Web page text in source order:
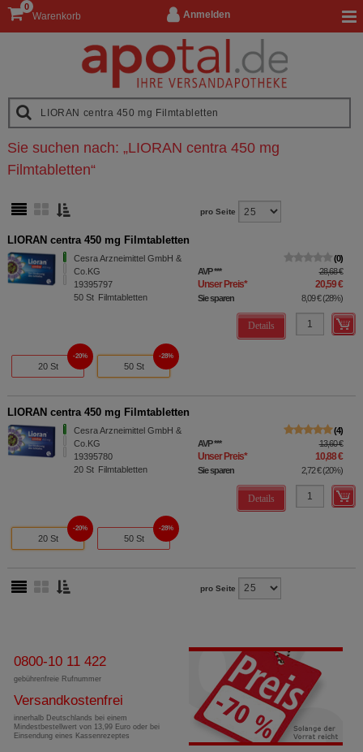
Anmelden
Warenkorb
0
Sie suchen nach: „LIORAN centra 450 mg
Filmtabletten“
pro Seite
LIORAN centra 450 mg Filmtabletten
Cesra Arzneimittel GmbH &
Co.KG
19395797
50 St Filmtabletten
0
AVP*** 28,68 €
Unser Preis* 20,59 €
Sie sparen 8,09 €(28%)
Details
20 St
20%
50 St
28%
LIORAN centra 450 mg Filmtabletten
Cesra Arzneimittel GmbH &
Co.KG
19395780
20 St Filmtabletten
4
AVP*** 13,60 €
Unser Preis* 10,88 €
Sie sparen 2,72 €(20%)
Details
20 St
20%
50 St
28%
pro Seite
0800-10 11 422
gebührenfreie Rufnummer
Versandkostenfrei
innerhalb Deutschlands bei einem
Mindestbestellwert von 13,99 Euro oder bei
Einsendung eines Kassenrezeptes